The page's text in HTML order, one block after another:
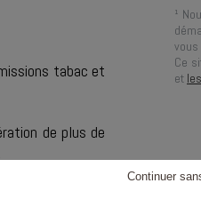
tabac et
de plus de
¹
vous
Ce
et
Continuer